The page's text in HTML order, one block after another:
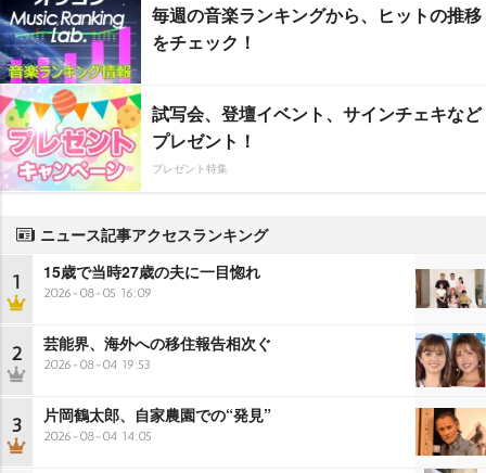
毎週の音楽ランキングから、ヒットの推移
をチェック！
試写会、登壇イベント、サインチェキなど
プレゼント！
プレゼント特集
ニュース記事アクセスランキング
1 15歳で当時27歳の夫に一目惚れ
2026-08-05 16:09
2 芸能界、海外への移住報告相次ぐ
2026-08-04 19:53
3 片岡鶴太郎、自家農園での“発見”
2026-08-04 14:05